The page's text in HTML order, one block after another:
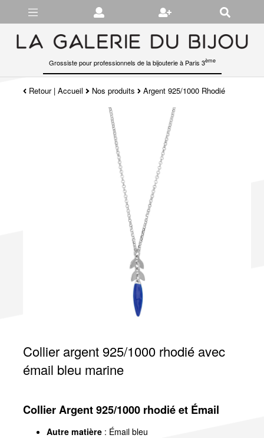
Grossiste pour professionnels de la bijouterie à Paris 3ème
Retour|Accueil Nos produits Argent 925/1000 Rhodié
Collier argent 925/1000 rhodié avec
émail bleu marine
Collier Argent 925/1000 rhodié et Émail
Autre matière: Émail bleu
Gérer les préférences en matière de cookies